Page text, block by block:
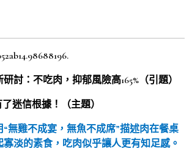
討：不吃肉，抑郁風險高165%（引題）
迷信根據！（主題）
無雞不成宴，無魚不成席”描述肉在餐桌
淡的素食，吃肉似乎讓人更有知足感。